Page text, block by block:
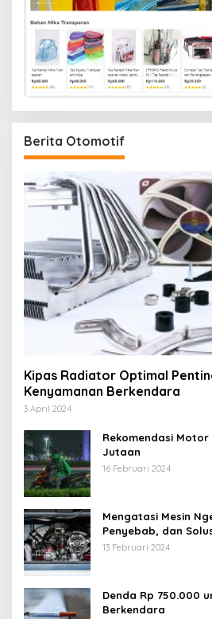
Berita Otomotif
Kipas Radiator Optimal
Kenyamanan Berkendara
3 April 2024
Rekomendasi Motor
Jutaan
16 Februari 2024
Mengatasi Mesin
Penyebab, dan
13 Februari 2024
Denda Rp 750.000
Berkendara